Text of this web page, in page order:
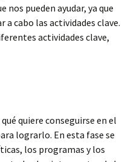
nos pueden ayudar, ya que
cabo las actividades clave.
actividades clave,
quiere conseguirse en el
lograrlo. En esta fase se
los programas y los